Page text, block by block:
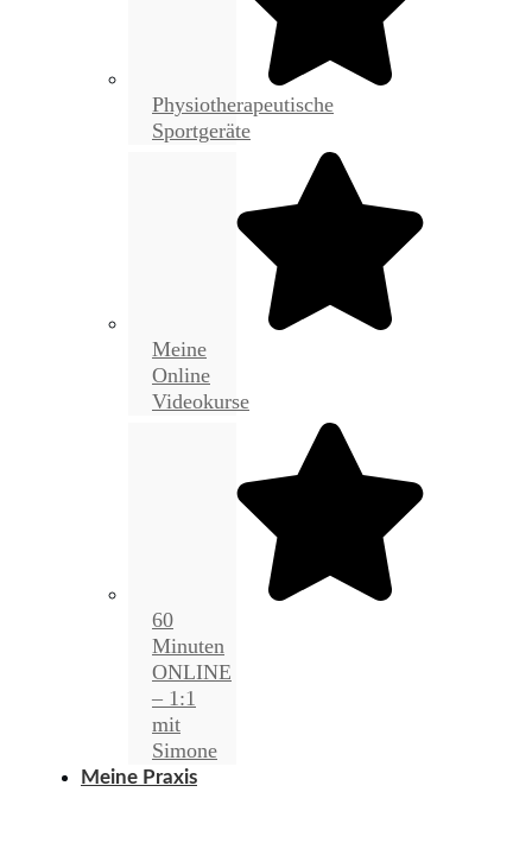
Physiotherapeutische
Sportgeräte
Meine
Online
Videokurse
60
Minuten
ONLINE
– 1:1
mit
Simone
Meine Praxis